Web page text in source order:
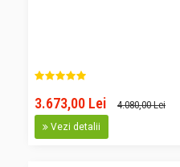
-13%
3.673,00 Lei 4.080,00 Lei
Vezi detalii